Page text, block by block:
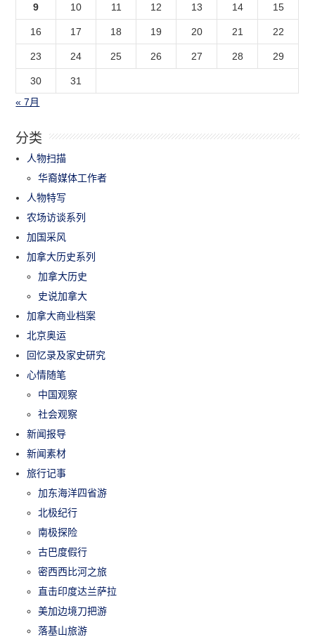
9 10 11 12 13 14 15
16 17 18 19 20 21 22
23 24 25 26 27 28 29
30
31
« 7月
分类
人物扫描
华裔媒体工作者
人物特写
农场访谈系列
加国采风
加拿大历史系列
加拿大历史
史说加拿大
加拿大商业档案
北京奥运
回忆录及家史研究
心情随笔
中国观察
社会观察
新闻报导
新闻素材
旅行记事
加东海洋四省游
北极纪行
南极探险
古巴度假行
密西西比河之旅
直击印度达兰萨拉
美加边境刀把游
落基山旅游